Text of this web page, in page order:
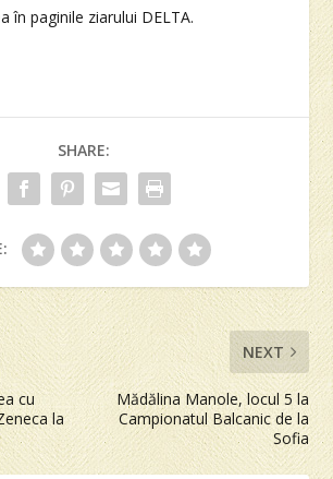
în paginile ziarului DELTA.
SHARE:
cu
la
NEXT
Mădălina Manole, locul 5 la
Campionatul Balcanic de la
Sofia